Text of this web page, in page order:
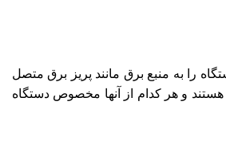
را به منبع برق مانند پریز برق متصل
هستند و هر کدام از آنها مخصوص دستگاه